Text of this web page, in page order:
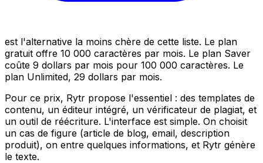
est l'alternative la moins chère de cette liste. Le plan
gratuit offre 10 000 caractères par mois. Le plan Saver
coûte 9 dollars par mois pour 100 000 caractères. Le
plan Unlimited, 29 dollars par mois.
Pour ce prix, Rytr propose l'essentiel : des templates de
contenu, un éditeur intégré, un vérificateur de plagiat, et
un outil de réécriture. L'interface est simple. On choisit
un cas de figure (article de blog, email, description
produit), on entre quelques informations, et Rytr génère
le texte.